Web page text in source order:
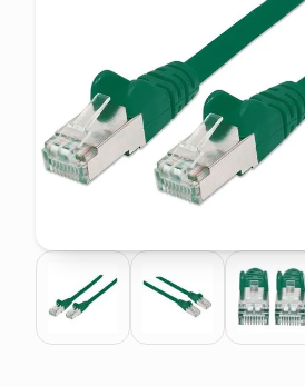
elenco
asciuga